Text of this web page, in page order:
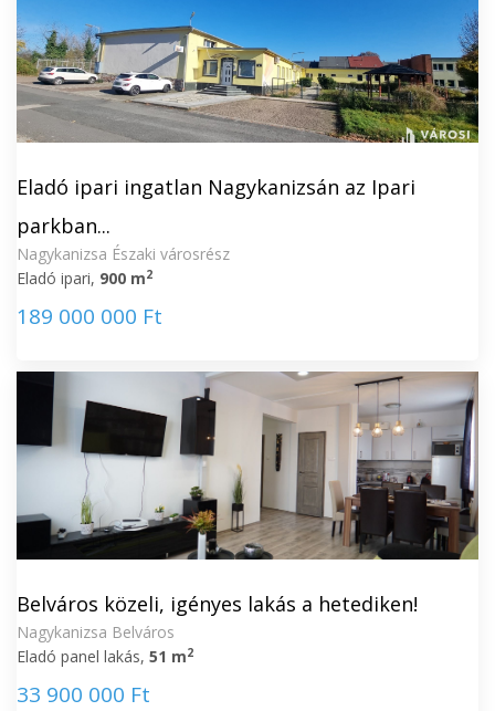
Eladó ipari ingatlan Nagykanizsán az Ipari
parkban...
Nagykanizsa Északi városrész
Eladó ipari, 900 m2
189 000 000 Ft
Belváros közeli, igényes lakás a hetediken!
Nagykanizsa Belváros
Eladó panel lakás, 51 m2
33 900 000 Ft